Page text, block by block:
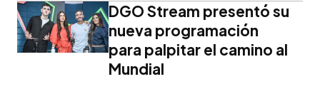
DGO Stream presentó su
nueva programación
para palpitar el camino al
Mundial